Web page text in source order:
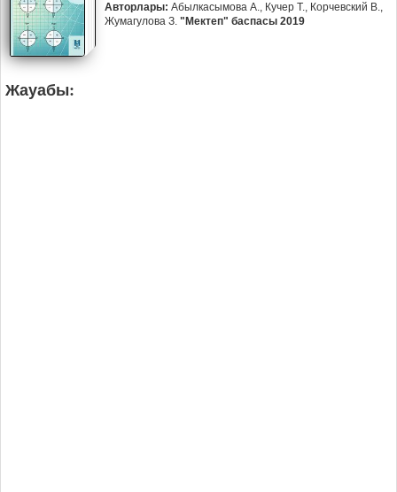
Авторлары: Абылкасымова А., Кучер Т., Корчевский В.,
Жумагулова З. "Мектеп" баспасы 2019
Жауабы: